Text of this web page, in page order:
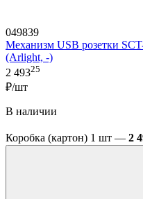
049839
Механизм USB розетки
(Arlight, -)
2 49325
₽/шт
В наличии
Коробка (картон) 1 шт — 2